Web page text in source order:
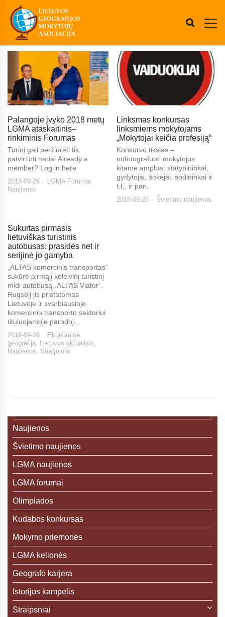
Palangoje įvyko 2018 metų
LGMA ataskaitinis–
rinkiminis Forumas
Turinį gali peržiūrėti tik
patvirtinti nariai.Already a
member? Log in here
2018-09-26 LGMA Forumai,
Naujienos
Linksmas konkursas
linksmiems mokytojams
„Mokytojai keičia profesiją“
Konkurso tikslas –
nufotografuoti mokytojus
kitame amplua: statybininkai,
gydytojai, šokėjai, sodininkai ir
t.t., ir pan.
2018-09-26 Švietimo naujienos
Sukurtas pirmasis
lietuviškas turistinis
autobusas: prasidės net ir
serijinė jo gamyba
„ALTAS komercinis transportas“
sukūrė pirmąjį keleivinį turistinį
midi autobusą „ALTAS Viator“.
Rugsėjį jis pristatomas
Lietuvoje ir svarbiausioje
komercinio transporto sektoriui
tituluojamoje parodoj...
2018-09-26
Ekonominė
geografija, Lietuvos aktualijos,
Naujienos, Straipsniai
Naujienos
Švietimo naujienos
LGMA naujienos
LGMA forumai
Olimpiados
Kudabos konkursas
Mokymo priemonės
LGMA kelionės
Geografo karjera
Istorijos kampelis
Straipsniai